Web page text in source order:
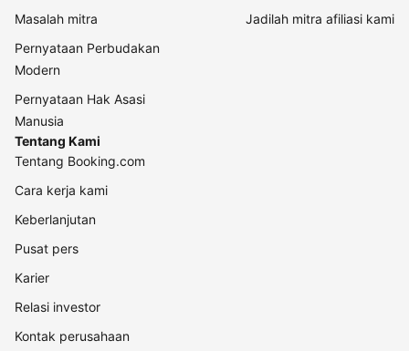
Masalah mitra
Pernyataan Perbudakan
Modern
Pernyataan Hak Asasi
Manusia
Jadilah mitra afiliasi kami
Tentang Kami
Tentang Booking.com
Cara kerja kami
Keberlanjutan
Pusat pers
Karier
Relasi investor
Kontak perusahaan